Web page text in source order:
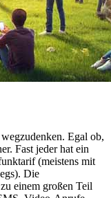
Egal ob,
Fast jeder hat ein
(meistens mit
Die
einem großen Teil